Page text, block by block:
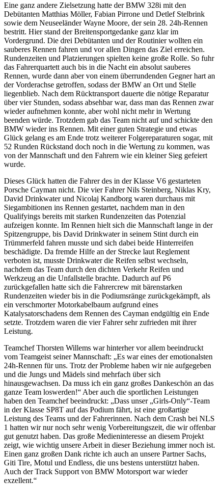
Eine ganz andere Zielsetzung hatte der BMW 328i mit den
Debütanten Matthias Möller, Fabian Pirrone und Detlef Stelbrink
sowie dem Neuseeländer Wayne Moore, der sein 28. 24h-Rennen
bestritt. Hier stand der Breitensportgedanke ganz klar im
Vordergrund. Die drei Debütanten und der Routinier wollten ein
sauberes Rennen fahren und vor allen Dingen das Ziel erreichen.
Rundenzeiten und Platzierungen spielten keine große Rolle. So fuhr
das Fahrerquartett auch bis in die Nacht ein absolut sauberes
Rennen, wurde dann aber von einem überrundenden Gegner hart an
der Vorderachse getroffen, sodass der BMW an Ort und Stelle
liegenblieb. Nach dem Rücktransport dauerte die nötige Reparatur
über vier Stunden, sodass absehbar war, dass man das Rennen zwar
wieder aufnehmen konnte, aber wohl nicht mehr in Wertung
beenden würde. Trotzdem gab das Team nicht auf und schickte den
BMW wieder ins Rennen. Mit einer guten Strategie und etwas
Glück gelang es am Ende trotz weiterer Folgereparaturen sogar, mit
52 Runden Rückstand doch noch in die Wertung zu kommen, was
von der Mannschaft und den Fahrern wie ein kleiner Sieg gefeiert
wurde.
Dieses Glück hatten die Fahrer des in der Klasse V6 gestarteten
Porsche Cayman nicht. Die vier Fahrer Nils Steinberg, Niklas Kry,
David Drinkwater und Nicolaj Kandborg waren durchaus mit
Siegambitionen ins Rennen gestartet, nachdem man in den
Qualifyings bereits mit starken Rundenzeiten das Potenzial
aufzeigen konnte. Im Rennen hielt sich die Mannschaft lange in der
Spitzengruppe, bis David Drinkwater in seinem Stint durch ein
Trümmerfeld fahren musste und sich dabei beide Hinterreifen
beschädigte. Da fremde Hilfe an der Strecke laut Reglement
verboten ist, musste Drinkwater die Reifen selbst wechseln,
nachdem das Team durch den dichten Verkehr Reifen und
Werkzeug an die Unfallstelle brachte. Dadurch auf P6
zurückgefallen hatte sich die Fahrercrew mit bärenstarken
Rundenzeiten wieder bis in die Podiumsränge zurückgekämpft, als
ein verschmorter Motorkabelbaum aufgrund eines
Katalysatorschadens dem Rennen des Cayman endgültig ein Ende
setzte. Trotzdem waren die vier Fahrer sehr zufrieden mit ihrer
Leistung.
Teamchef Thorsten Willems war hinterher vor allem beeindruckt
vom Teamgeist seiner Mannschaft: „Es war eines der emotionalsten
24h-Rennen für uns. Trotz der Probleme haben wir nie aufgegeben
und die Jungs und Mädels sind mehrfach über sich
hinausgewachsen. Da muss ich ein ganz großes Dankeschön an das
ganze Team loswerden!“ Aber auch die sportlichen Leistungen
haben den Teamchef beeindruckt: „Dass unser „Girls-Only“-Team
in der Klasse SP8T auf das Podium fährt, ist eine großartige
Leistung des Teams und der Fahrerinnen. Nach dem Crash bei NLS
1 hatten wir nur noch sehr wenig Vorbereitungszeit, die wir offenbar
gut genutzt haben. Das große Medieninteresse an diesem Projekt
zeigt, wie wichtig unsere Arbeit in dieser Beziehung immer noch ist.
Einen ganz großen Dank richte ich auch an unsere Partner Sachs,
Giti Tire, Motul und Endless, die uns bestens unterstützt haben.
Auch der Track Support von BMW Motorsport war wieder
exzellent.“